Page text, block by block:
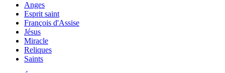
Anges
Esprit saint
François d'Assise
Jésus
Miracle
Reliques
Saints